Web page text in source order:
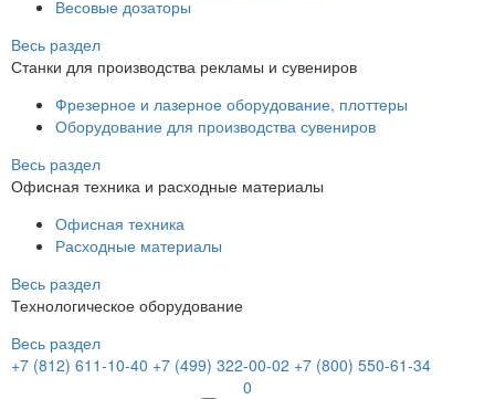
Весовые дозаторы
Весь раздел
Станки для производства рекламы и сувениров
Фрезерное и лазерное оборудование, плоттеры
Оборудование для производства сувениров
Весь раздел
Офисная техника и расходные материалы
Офисная техника
Расходные материалы
Весь раздел
Технологическое оборудование
Весь раздел
+7 (812) 611-10-40 +7 (499) 322-00-02 +7 (800) 550-61-34
0